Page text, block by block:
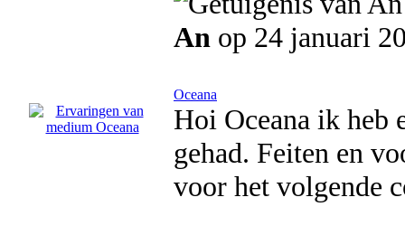
An op 24 januari
Oceana
Hoi Oceana ik heb
gehad. Feiten en
voor het volgende